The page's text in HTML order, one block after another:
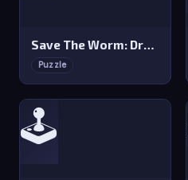
Save The Worm: Draw Puzzle
Puzzle
🕹️